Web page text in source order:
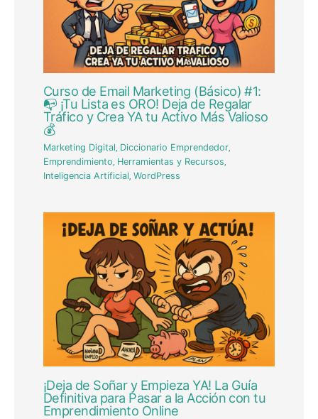
Curso de Email Marketing (Básico) #1:
📭 ¡Tu Lista es ORO! Deja de Regalar
Tráfico y Crea YA tu Activo Más Valioso
💰
Marketing Digital Diccionario Emprendedor
Emprendimiento Herramientas y Recursos
Inteligencia Artificial ,WordPress
¡Deja de Soñar y Empieza YA! La Guía
Definitiva para Pasar a la Acción con tu
Emprendimiento Online